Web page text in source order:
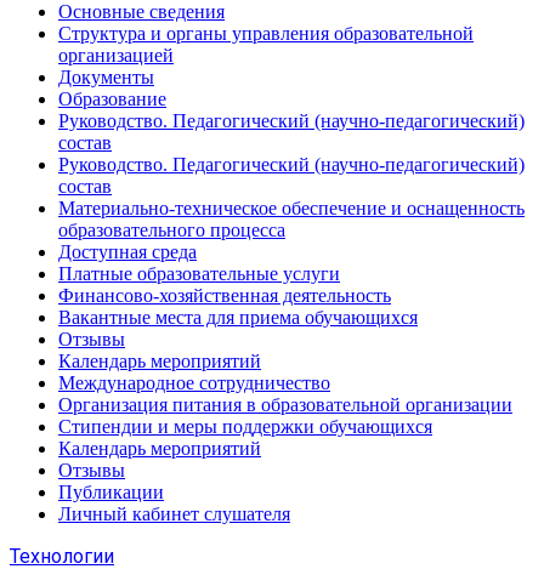
Основные сведения
Структура и органы управления образовательной
организацией
Документы
Образование
Руководство. Педагогический (научно-педагогический)
состав
Руководство. Педагогический (научно-педагогический)
состав
Материально-техническое обеспечение и оснащенность
образовательного процесса
Доступная среда
Платные образовательные услуги
Финансово-хозяйственная деятельность
Вакантные места для приема обучающихся
Отзывы
Календарь мероприятий
Международное сотрудничество
Организация питания в образовательной организации
Стипендии и меры поддержки обучающихся
Календарь мероприятий
Отзывы
Публикации
Личный кабинет слушателя
Технологии